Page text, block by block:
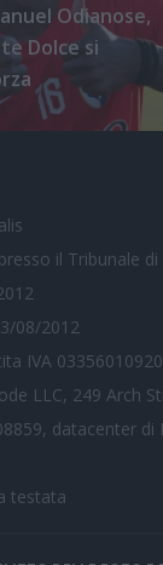
Odianose,
Dolce si
il Tribunale di
08/2012
IVA 03356010920
LLC, 249 Arch
datacenter
testata